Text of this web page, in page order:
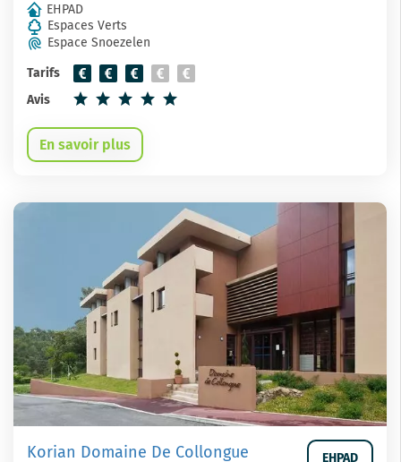
EHPAD
Espaces Verts
Espace Snoezelen
Tarifs
Avis
En savoir plus
Korian Domaine De Collongue EHPAD